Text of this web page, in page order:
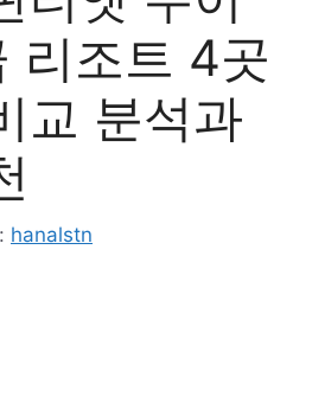
리조트 4곳
교 분석과
hanalstn